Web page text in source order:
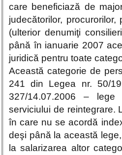
care beneficiază de
judecătorilor,
(ulterior denumiţi
până în ianuarie 2007
juridică pentru toate
Această categorie de
241 din Legea nr. 50/
327/14.07.2006 – lege
serviciului de reintegrare.
în care nu se acordă
deşi până la această
la salarizarea altor